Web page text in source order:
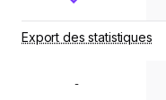
Export des statistiques
-